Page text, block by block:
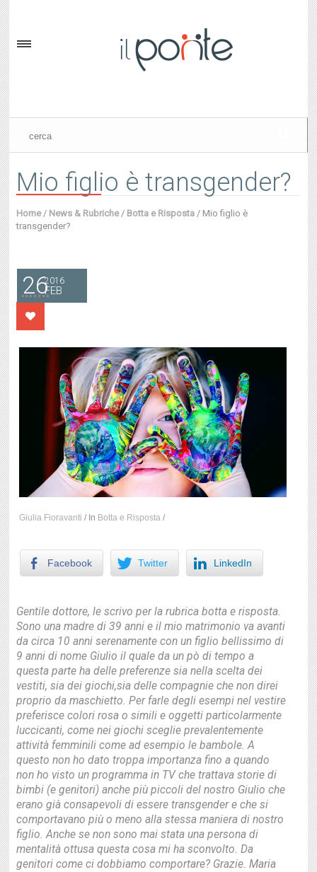
Mio figlio è transgender?
Home / News & Rubriche / Botta e Risposta / Mio figlio è
transgender?
262016
FEB
Giulia Fioravanti / In Botta e Risposta /
Facebook Twitter LinkedIn
Gentile dottore, le scrivo per la rubrica botta e risposta.
Sono una madre di 39 anni e il mio matrimonio va avanti
da circa 10 anni serenamente con un figlio bellissimo di
9 anni di nome Giulio il quale da un pò di tempo a
questa parte ha delle preferenze sia nella scelta dei
vestiti, sia dei giochi,sia delle compagnie che non direi
proprio da maschietto. Per farle degli esempi nel vestire
preferisce colori rosa o simili e oggetti particolarmente
luccicanti, come nei giochi sceglie prevalentemente
attività femminili come ad esempio le bambole. A
questo non ho dato troppa importanza fino a quando
non ho visto un programma in TV che trattava storie di
bimbi (e genitori) anche più piccoli del nostro Giulio che
erano già consapevoli di essere transgender e che si
comportavano più o meno alla stessa maniera di nostro
figlio. Anche se non sono mai stata una persona di
mentalità ottusa questa cosa mi ha sconvolto. Da
genitori come ci dobbiamo comportare? Grazie. Maria